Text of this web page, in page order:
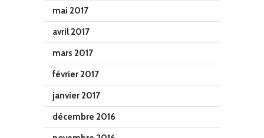
mai 2017
avril 2017
mars 2017
février 2017
janvier 2017
décembre 2016